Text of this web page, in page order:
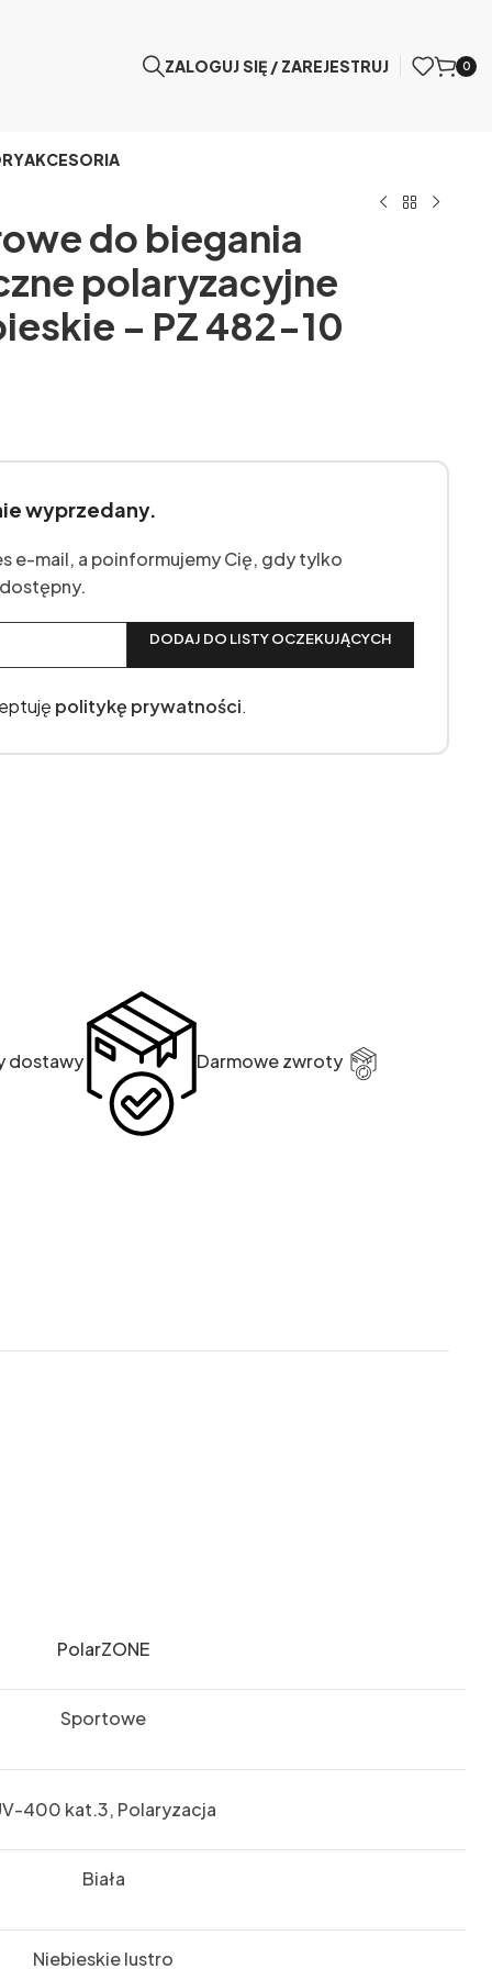
ZALOGUJ SIĘ / ZAREJESTRUJ 0
AKCESORIA
do biegania
polaryzacyjne
– PZ 482-10
wyprzedany.
e-mail, a poinformujemy Cię, gdy tylko
DODAJ DO LISTY OCZEKUJĄCYCH
politykę prywatności.
dostawy Darmowe zwroty
PolarZONE
Sportowe
400 kat.3, Polaryzacja
Biała
Niebieskie lustro